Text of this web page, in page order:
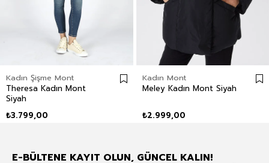
Kadın Şişme Mont
Theresa Kadın Mont
Siyah
₺3.799,00
Kadın Mont
Meley Kadın Mont Siyah
₺2.999,00
E-BÜLTENE KAYIT OLUN, GÜNCEL KALIN!